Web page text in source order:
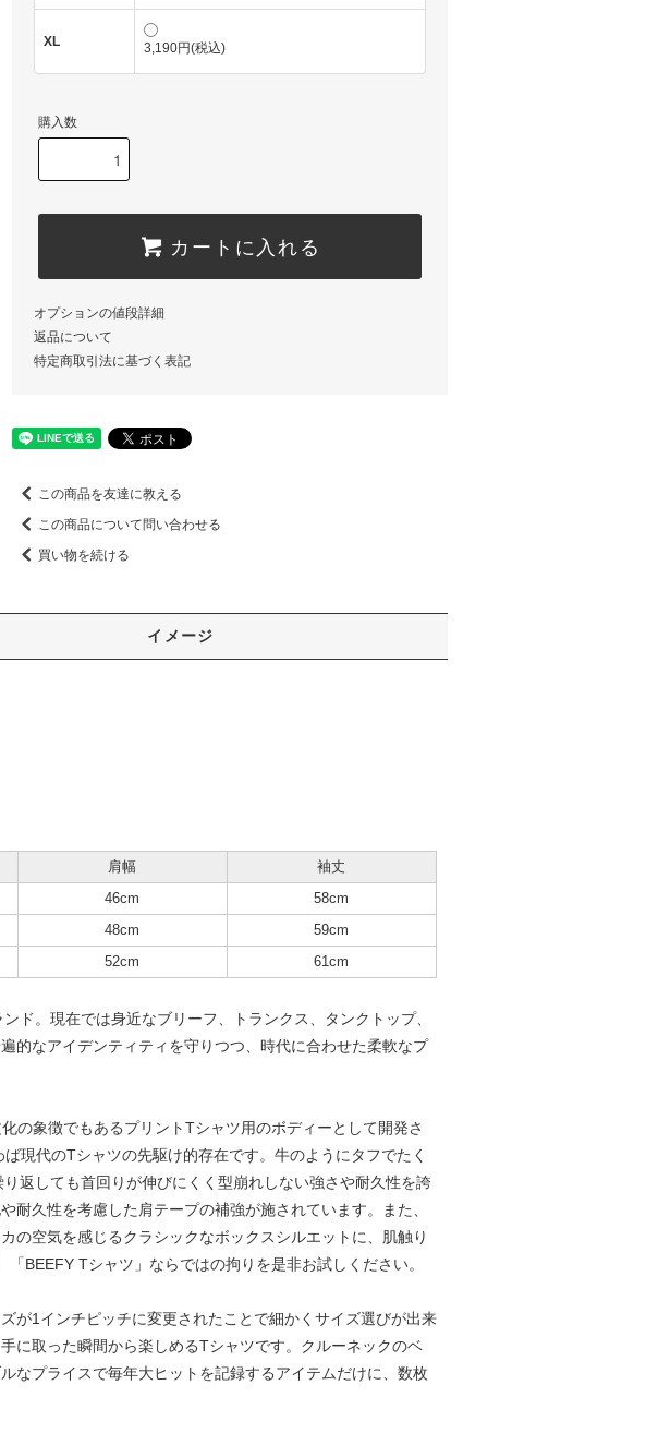
XL 3,190円(税込)
購入数
カートに入れる
オプションの値段詳細
返品について
特定商取引法に基づく表記
この商品を友達に教える
この商品について問い合わせる
買い物を続ける
イメージ
肩幅 袖丈
46cm 58cm
48cm 59cm
52cm 61cm
ド。現在では身近なブリーフ、トランクス、タンクトップ、
的なアイデンティティを守りつつ、時代に合わせた柔軟なプ
の象徴でもあるプリントTシャツ用のボディーとして開発さ
現代のTシャツの先駆け的存在です。牛のようにタフでたく
返しても首回りが伸びにくく型崩れしない強さや耐久性を誇
久性を考慮した肩テープの補強が施されています。また、
の空気を感じるクラシックなボックスシルエットに、肌触り
BEEFY Tシャツ」ならではの拘りを是非お試しください。
が1インチピッチに変更されたことで細かくサイズ選びが出来
に取った瞬間から楽しめるTシャツです。クルーネックのベ
なプライスで毎年大ヒットを記録するアイテムだけに、数枚